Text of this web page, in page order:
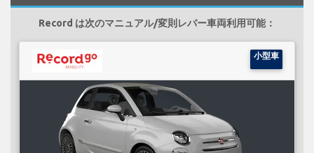
Record は次のマニュアル/変則レバー車両利用可能：
小型車